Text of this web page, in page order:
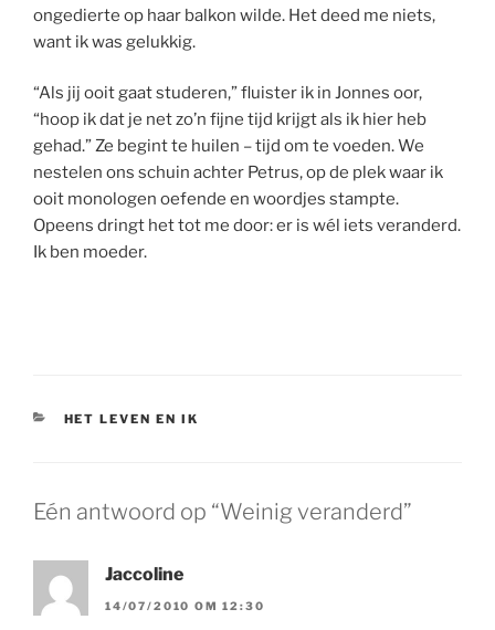
ongedierte op haar balkon wilde. Het deed me niets,
want ik was gelukkig.
“Als jij ooit gaat studeren,” fluister ik in Jonnes oor,
“hoop ik dat je net zo’n fijne tijd krijgt als ik hier heb
gehad.” Ze begint te huilen – tijd om te voeden. We
nestelen ons schuin achter Petrus, op de plek waar ik
ooit monologen oefende en woordjes stampte.
Opeens dringt het tot me door: er is wél iets veranderd.
Ik ben moeder.
CATEGORIEËN
HET LEVEN EN IK
Eén antwoord op “Weinig veranderd”
Jaccoline
14/07/2010 OM 12:30